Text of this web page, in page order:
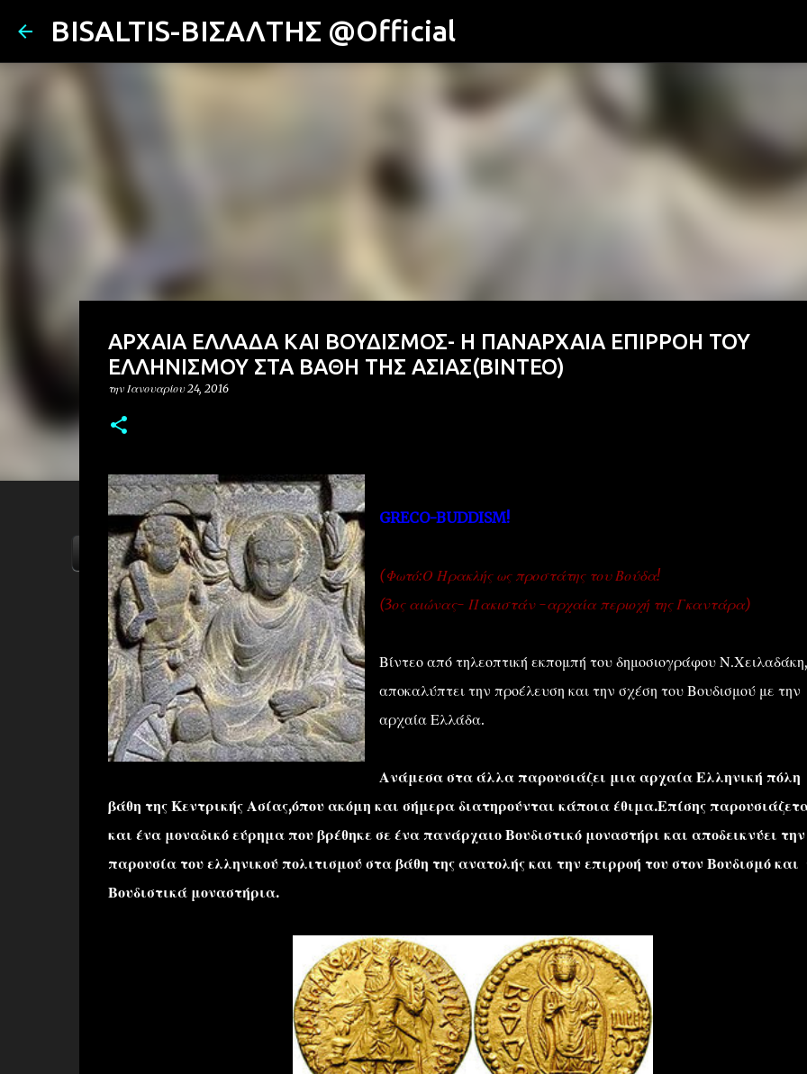
BISALTIS-ΒΙΣΑΛΤΗΣ @Official
ΑΡΧΙΚΗ YOUTUBE FACEBOOK
ΑΡΧΑΙΑ ΕΛΛΑΔΑ ΚΑΙ ΒΟΥΔΙΣΜΟΣ- Η ΠΑΝΑΡΧΑΙΑ ΕΠΙΡΡΟΗ ΤΟΥ
ΕΛΛΗΝΙΣΜΟΥ ΣΤΑ ΒΑΘΗ ΤΗΣ ΑΣΙΑΣ(ΒΙΝΤΕΟ)
την Ιανουαρίου 24, 2016
GRECO-BUDDISM!
(Φωτό:Ο Ηρακλής ως προστάτης του Βούδα!
(3ος αιώνας- Πακιστάν -αρχαία περιοχή της Γκαντάρα)
Βίντεο από τηλεοπτική εκπομπή του δημοσιογράφου
αποκαλύπτει την προέλευση και την σχέση του Βουδισμού με την
αρχαία Ελλάδα.
Ανάμεσα στα άλλα παρουσιάζει μια αρχαία Ελληνική
βάθη της Κεντρικής Ασίας,όπου ακόμη και σήμερα διατηρούνται κάποια έθιμα.Επίσης
και ένα μοναδικό εύρημα που βρέθηκε σε ένα πανάρχαιο Βουδιστικό μοναστήρι και αποδεικνύει την
παρουσία του ελληνικού πολιτισμού στα βάθη της ανατολής και την επιρροή του στον Βουδισμό και
Βουδιστικά μοναστήρια.